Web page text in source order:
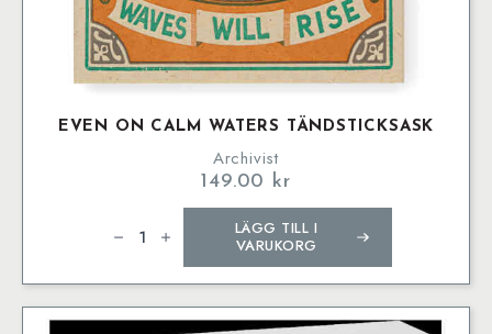
EVEN ON CALM WATERS TÄNDSTICKSASK
Archivist
149.00 kr
Calm
mängd
LÄGG TILL I
VARUKORG